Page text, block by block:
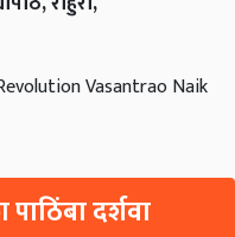
Vasantrao Naik
दर्शवा